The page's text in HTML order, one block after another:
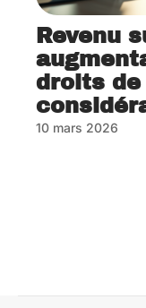
Revenu
droits de
10 mars 2026